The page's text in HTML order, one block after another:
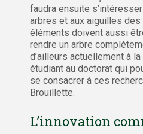
faudra ensuite
arbres et aux aiguilles
éléments doivent aussi
rendre un arbre
d’ailleurs actuellement à la
étudiant au doctorat qui
se consacrer à ces
Brouillette.
L’innovation